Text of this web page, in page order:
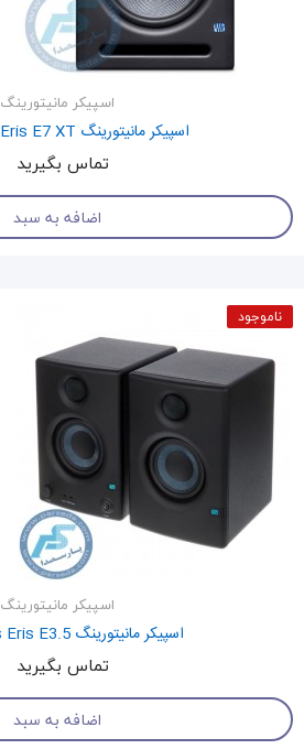
اسپیکر مانیتورینگ
اسپیکر مانیتورینگ Presonus Eris E7 XT
تماس بگیرید
اضافه به سبد
ناموجود
اسپیکر مانیتورینگ
اسپیکر مانیتورینگ Presonus Eris E3.5
تماس بگیرید
اضافه به سبد